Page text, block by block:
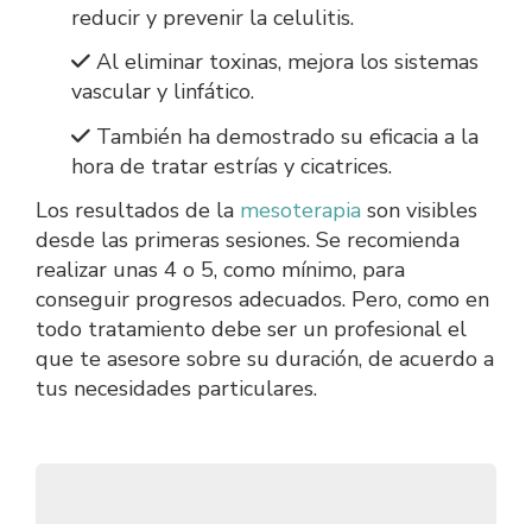
reducir y prevenir la celulitis.
Al eliminar toxinas, mejora los sistemas
vascular y linfático.
También ha demostrado su eficacia a la
hora de tratar estrías y cicatrices.
Los resultados de la mesoterapia son visibles
desde las primeras sesiones. Se recomienda
realizar unas 4 o 5, como mínimo, para
conseguir progresos adecuados. Pero, como en
todo tratamiento debe ser un profesional el
que te asesore sobre su duración, de acuerdo a
tus necesidades particulares.